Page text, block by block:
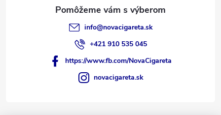
info@novacigareta.sk
+421 910 535 045
https://www.fb.com/NovaCigareta
novacigareta.sk